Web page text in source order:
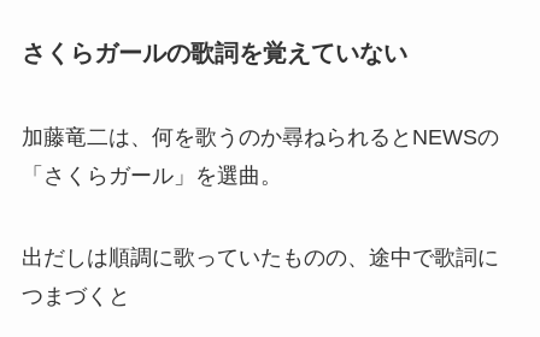
さくらガールの歌詞を覚えていない
加藤竜二は、何を歌うのか尋ねられるとNEWSの
「さくらガール」を選曲。
出だしは順調に歌っていたものの、途中で歌詞に
つまづくと